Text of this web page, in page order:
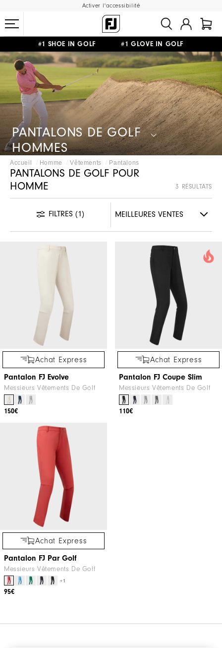
Activer l'accessibilité
#1 SHOE IN GOLF #1 GLOVE IN GOLF
LIVRAISON OFFERTEDÈS 99€+ &RETOUR GRATUIT
PANTALONS DE GOLF
HOMMES
Accueil Homme Vêtements Pantalons
PANTALONS DE GOLF POUR
HOMME
3 RÉSULTATS
FILTRES (1)
Achat Express
Pantalon FJ Evolve
Messieurs Vêtements De Golf
150€
Achat Express
Pantalon FJ Coupe Slim
Messieurs Vêtements De Golf
110€
Achat Express
Pantalon FJ Par Golf
Messieurs Vêtements De Golf
+1
95€